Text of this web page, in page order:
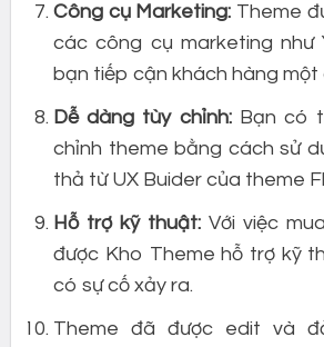
Công cụ Marketing: Theme
các công cụ marketing như
bạn tiếp cận khách hàng một
Dễ dàng tùy chỉnh:Bạn có
chỉnh theme bằng cách sử
thả từ UX Buider của theme
Hỗ trợ kỹ thuật:Với việc
được Kho Theme hỗ trợ kỹ
có sự cố xảy ra.
Theme đã được edit và